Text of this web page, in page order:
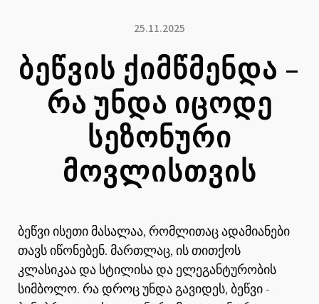
25.11.2025
ᲑᲔᲬᲕᲘᲡ ᲥᲘᲛᲬᲛᲔᲜᲓᲐ –
ᲠᲐ ᲣᲜᲓᲐ ᲘᲪᲝᲓᲔ
ᲡᲔᲖᲝᲜᲣᲠᲘ
ᲛᲝᲕᲚᲘᲡᲗᲕᲘᲡ
ბეწვი ისეთი მასალაა, რომლითაც ადამიანები
თავს იწონებენ. მართლაც, ის თითქოს
კლასიკაა და სტილისა და ელეგანტურობის
სიმბოლო. რა დროც უნდა გავიდეს, ბეწვი -